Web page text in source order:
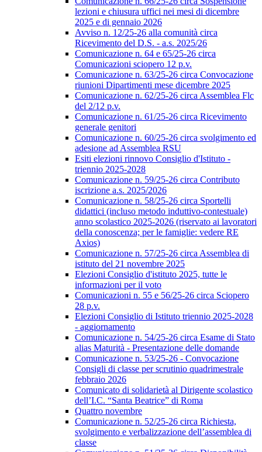
lezioni e chiusura uffici nei mesi di dicembre
2025 e di gennaio 2026
Avviso n. 12/25-26 alla comunità circa
Ricevimento del D.S. - a.s. 2025/26
Comunicazione n. 64 e 65/25-26 circa
Comunicazioni sciopero 12 p.v.
Comunicazione n. 63/25-26 circa Convocazione
riunioni Dipartimenti mese dicembre 2025
Comunicazione n. 62/25-26 circa Assemblea Flc
del 2/12 p.v.
Comunicazione n. 61/25-26 circa Ricevimento
generale genitori
Comunicazione n. 60/25-26 circa svolgimento ed
adesione ad Assemblea RSU
Esiti elezioni rinnovo Consiglio d'Istituto -
triennio 2025-2028
Comunicazione n. 59/25-26 circa Contributo
iscrizione a.s. 2025/2026
Comunicazione n. 58/25-26 circa Sportelli
didattici (incluso metodo induttivo-contestuale)
anno scolastico 2025-2026 (riservato ai lavoratori
della conoscenza; per le famiglie: vedere RE
Axios)
Comunicazione n. 57/25-26 circa Assemblea di
istituto del 21 novembre 2025
Elezioni Consiglio d'istituto 2025, tutte le
informazioni per il voto
Comunicazioni n. 55 e 56/25-26 circa Sciopero
28 p.v.
Elezioni Consiglio di Istituto triennio 2025-2028
- aggiornamento
Comunicazione n. 54/25-26 circa Esame di Stato
alias Maturità - Presentazione delle domande
Comunicazione n. 53/25-26 - Convocazione
Consigli di classe per scrutinio quadrimestrale
febbraio 2026
Comunicato di solidarietà al Dirigente scolastico
dell’I.C. “Santa Beatrice” di Roma
Quattro novembre
Comunicazione n. 52/25-26 circa Richiesta,
svolgimento e verbalizzazione dell’assemblea di
classe